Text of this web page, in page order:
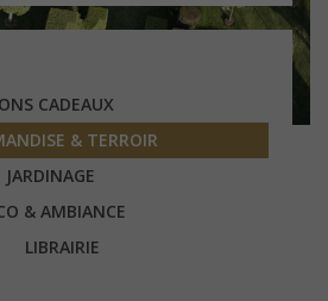
CADEAUX
& TERROIR
JARDINAGE
& AMBIANCE
LIBRAIRIE